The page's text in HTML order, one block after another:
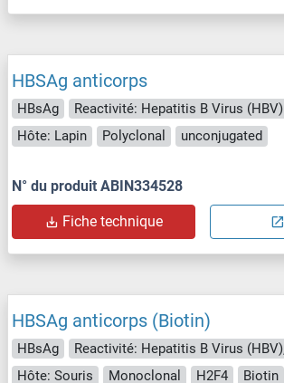
HBSAg anticorps
HBsAg Reactivité: Hepatitis B Virus (HBV)
Hôte: Lapin
Polyclonal unconjugated
N° du produit ABIN334528
Fiche technique
HBSAg anticorps (Biotin)
HBsAg
Hôte: Souris
Monoclonal H2F4 Biotin